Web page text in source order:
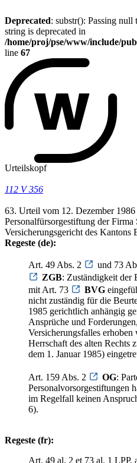
Deprecated: substr(): Passing
string is deprecated in
/home/proj/pse/www/include/
line 67
Urteilskopf
112 V 356
63. Urteil vom 12. Dezember
Personalfürsorgestiftung der
Versicherungsgericht des Kantons
Regeste (de):
Art. 49 Abs. 2 und 73
ZGB: Zuständigkeit der
mit Art. 73
BVG
nicht zuständig für die
1985 gerichtlich anhängig
Ansprüche und
Versicherungsfalles
Herrschaft des alten Rechts
dem 1. Januar 1985)
Art. 159 Abs. 2 OG:
Personalvorsorgestiftungen
im Regelfall keinen
6).
Regeste (fr):
Art. 49 al. 2 et 73 al. 1 LPP,